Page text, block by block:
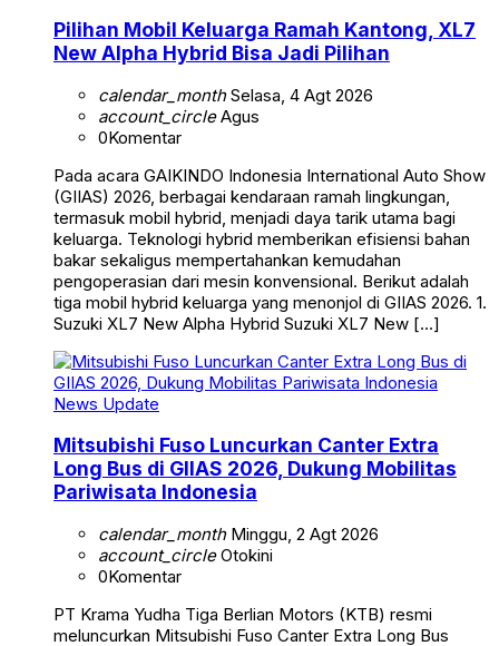
Pilihan Mobil Keluarga Ramah Kantong, XL7
New Alpha Hybrid Bisa Jadi Pilihan
calendar_monthSelasa, 4 Agt 2026
account_circleAgus
0Komentar
Pada acara GAIKINDO Indonesia International Auto Show
(GIIAS) 2026, berbagai kendaraan ramah lingkungan,
termasuk mobil hybrid, menjadi daya tarik utama bagi
keluarga. Teknologi hybrid memberikan efisiensi bahan
bakar sekaligus mempertahankan kemudahan
pengoperasian dari mesin konvensional. Berikut adalah
tiga mobil hybrid keluarga yang menonjol di GIIAS 2026. 1.
Suzuki XL7 New Alpha Hybrid Suzuki XL7 New […]
News Update
Mitsubishi Fuso Luncurkan Canter Extra
Long Bus di GIIAS 2026, Dukung Mobilitas
Pariwisata Indonesia
calendar_monthMinggu, 2 Agt 2026
account_circleOtokini
0Komentar
PT Krama Yudha Tiga Berlian Motors (KTB) resmi
meluncurkan Mitsubishi Fuso Canter Extra Long Bus